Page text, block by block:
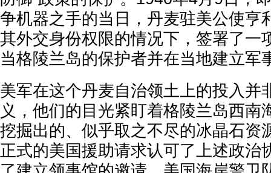
争机器之手的当日，丹麦驻美公使亨
其外交身份权限的情况下，签署了一
当格陵兰岛的保护者并在当地建立军
美军在这个丹麦自治领土上的投入并
义，他们的目光紧盯着格陵兰岛西南
挖掘出的、似乎取之不尽的冰晶石资
正式的美国援助请求认可了上述政治